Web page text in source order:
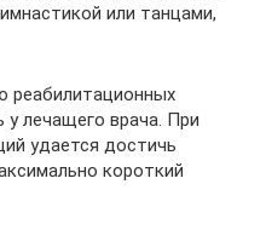
или танцами,
реабилитационных
лечащего врача. При
удается достичь
короткий